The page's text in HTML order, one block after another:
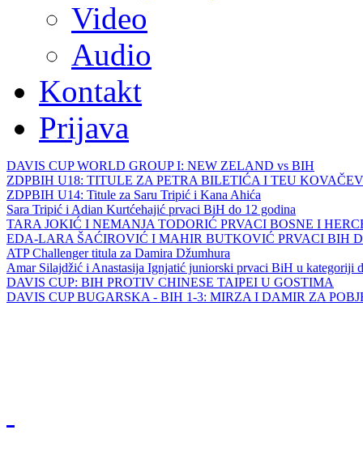
Video
Audio
Kontakt
Prijava
DAVIS CUP WORLD GROUP I: NEW ZELAND vs BIH
ZDPBIH U18: TITULE ZA PETRA BILETIĆA I TEU
ZDPBIH U14: Titule za Saru Tripić i Kana Ahića
Sara Tripić i Adian Kurtćehajić prvaci BiH do 12 godina
TARA JOKIĆ I NEMANJA TODORIĆ PRVACI BOSNE I
EDA-LARA ŠAĆIROVIĆ I MAHIR BUTKOVIĆ PRVACI BIH
ATP Challenger titula za Damira Džumhura
Amar Silajdžić i Anastasija Ignjatić juniorski prvaci BiH u kategoriji
DAVIS CUP: BIH PROTIV CHINESE TAIPEI U GOSTIMA
DAVIS CUP BUGARSKA - BIH 1-3: MIRZA I DAMIR ZA